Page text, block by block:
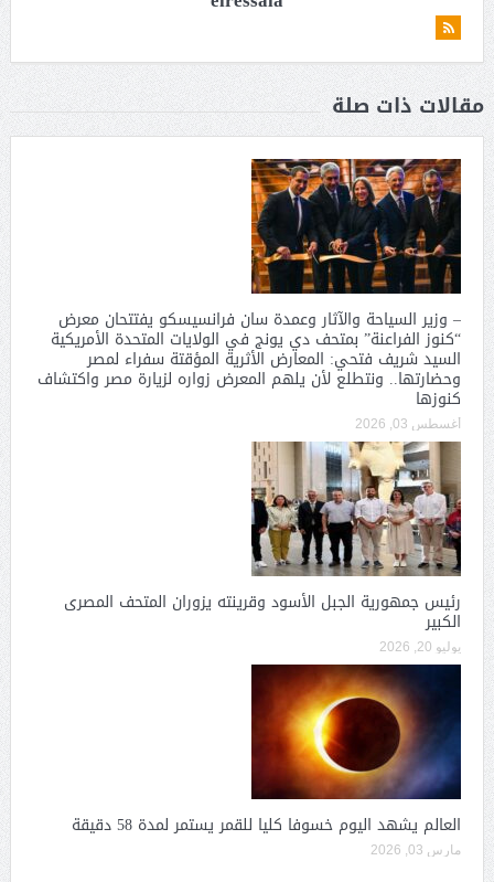
مقالات ذات صلة
– وزير السياحة والآثار وعمدة سان فرانسيسكو يفتتحان معرض
“كنوز الفراعنة” بمتحف دي يونج في الولايات المتحدة الأمريكية
السيد شريف فتحي: المعارض الأثرية المؤقتة سفراء لمصر
وحضارتها.. ونتطلع لأن يلهم المعرض زواره لزيارة مصر واكتشاف
كنوزها
أغسطس 03, 2026
رئيس جمهورية الجبل الأسود وقرينته يزوران المتحف المصرى
الكبير
يوليو 20, 2026
العالم يشهد اليوم خسوفا كليا للقمر يستمر لمدة 58 دقيقة
مارس 03, 2026